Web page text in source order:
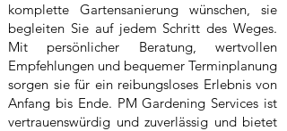
komplette Gartensanierung wünschen, sie
begleiten Sie auf jedem Schritt des Weges.
Mit persönlicher Beratung, wertvollen
Empfehlungen und bequemer Terminplanung
sorgen sie für ein reibungsloses Erlebnis von
Anfang bis Ende. PM Gardening Services ist
vertrauenswürdig und zuverlässig und bietet